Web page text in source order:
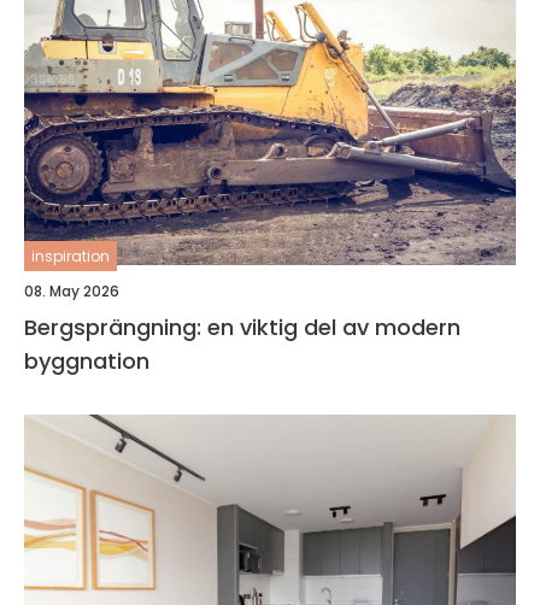
inspiration
08. May 2026
Bergsprängning: en viktig del av modern
byggnation